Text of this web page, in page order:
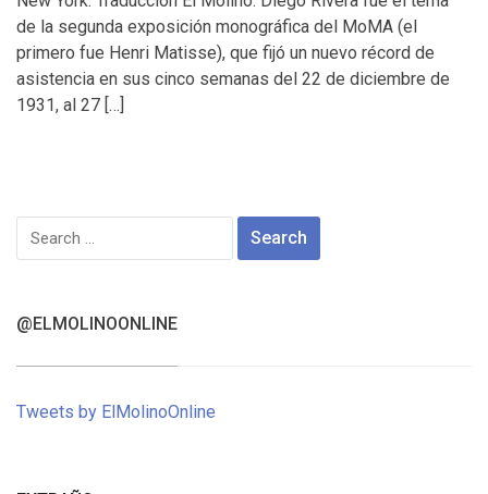
de la segunda exposición monográfica del MoMA (el
primero fue Henri Matisse), que fijó un nuevo récord de
asistencia en sus cinco semanas del 22 de diciembre de
1931, al 27 […]
Search
for:
@ELMOLINOONLINE
Tweets by ElMolinoOnline